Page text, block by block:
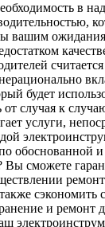
в
вашим
будет
от случая к
услуги,
обоснованной
Вы сможете
сэкономить
и ремонт